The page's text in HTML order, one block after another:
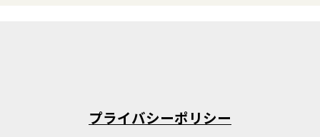
プライバシーポリシー